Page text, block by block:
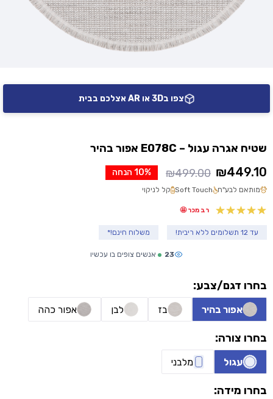
בחרו דגם/צבע:
אפור בהיר בז לבן אפור כהה
בחרו צורה:
עגול מלבני
בחרו מידה:
צפו ב3D או AR אצלכם בבית
שטיח אגרה עגול – E078C אפור בהיר
10% הנחה ₪499.00
המחיר
המקורי
היה:
₪499.00.
₪449.10
המחיר
הנוכחי
הוא:
₪449.10.
מותאם לבע"ח Soft Touch קל לניקוי
רב מכר 🤩
עד 12 תשלומים ללא ריבית! משלוח חינם!*
23 אנשים צופים בו עכשיו